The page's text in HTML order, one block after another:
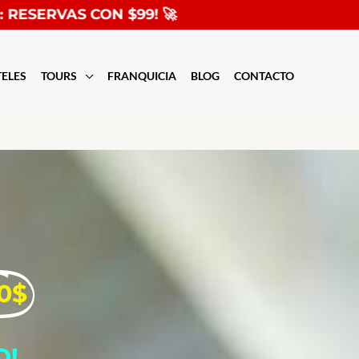
CON $99! 🚀
TOURS FRANQUICIA BLOG CONTACTO